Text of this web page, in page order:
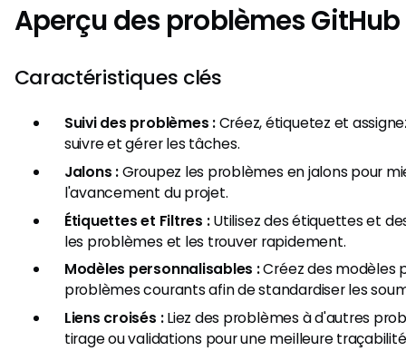
Aperçu des problèmes GitHub
Caractéristiques clés
Suivi des problèmes :Créez, étiquetez et
suivre et gérer les tâches.
Jalons :Groupez les problèmes en jalons pour
l'avancement du projet.
Étiquettes et Filtres :Utilisez des étiquettes et
les problèmes et les trouver rapidement.
Modèles personnalisables :Créez des modèles
problèmes courants afin de standardiser les
Liens croisés :Liez des problèmes à d'autres
tirage ou validations pour une meilleure